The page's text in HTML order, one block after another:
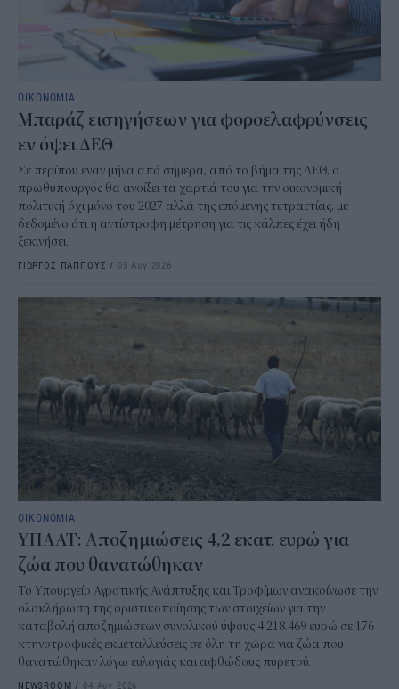
ΟΙΚΟΝΟΜΙΑ
Μπαράζ εισηγήσεων για φοροελαφρύνσεις
εν όψει ΔΕΘ
Σε περίπου έναν μήνα από σήμερα, από το βήμα της ΔΕΘ, ο
πρωθυπουργός θα ανοίξει τα χαρτιά του για την οικονομική
πολιτική όχι μόνο του 2027 αλλά της επόμενης τετραετίας, με
δεδομένο ότι η αντίστροφη μέτρηση για τις κάλπες έχει ήδη
ξεκινήσει.
ΓΙΩΡΓΟΣ ΠΑΠΠΟΥΣ / 05 Αυγ 2026
ΟΙΚΟΝΟΜΙΑ
ΥΠΑΑΤ: Αποζημιώσεις 4,2 εκατ. ευρώ για
ζώα που θανατώθηκαν
Το Υπουργείο Αγροτικής Ανάπτυξης και Τροφίμων ανακοίνωσε την
ολοκλήρωση της οριστικοποίησης των στοιχείων για την
καταβολή αποζημιώσεων συνολικού ύψους 4.218.469 ευρώ σε 176
κτηνοτροφικές εκμεταλλεύσεις σε όλη τη χώρα για ζώα που
θανατώθηκαν λόγω ευλογιάς και αφθώδους πυρετού.
NEWSROOM / 04 Αυγ 2026